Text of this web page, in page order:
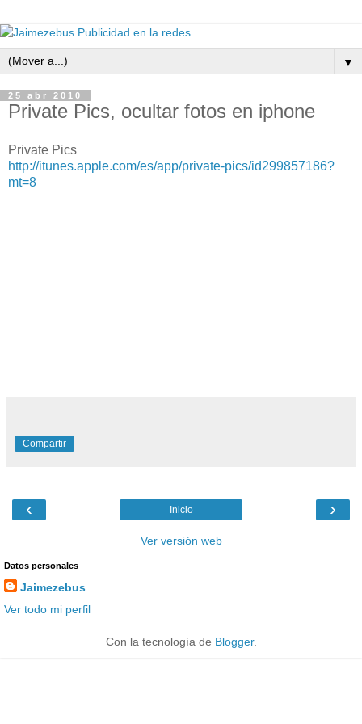
▼
25 abr 2010
Private Pics, ocultar fotos en iphone
Private Pics
http://itunes.apple.com/es/app/private-pics/id299857186?
mt=8
Compartir
‹ ›
Inicio
Ver versión web
Datos personales
Jaimezebus
Ver todo mi perfil
Con la tecnología de Blogger.